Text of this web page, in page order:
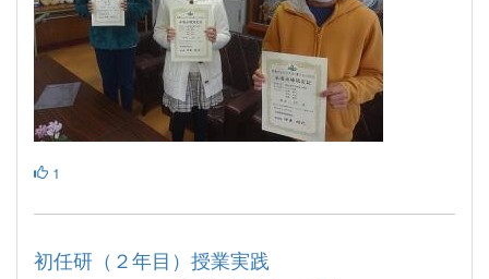
1
初任研（２年目）授業実践